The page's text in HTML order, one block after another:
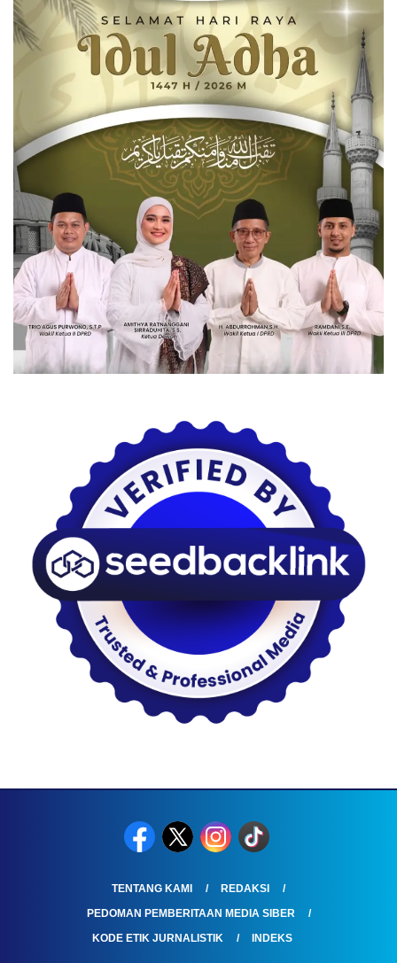
TENTANG KAMI
REDAKSI
PEDOMAN PEMBERITAAN MEDIA SIBER
KODE ETIK JURNALISTIK
INDEKS